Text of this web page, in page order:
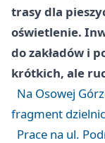
trasy dla
oświetlenie.
do zakładów i
krótkich, ale
Na Osowej
fragment
Prace na ul.